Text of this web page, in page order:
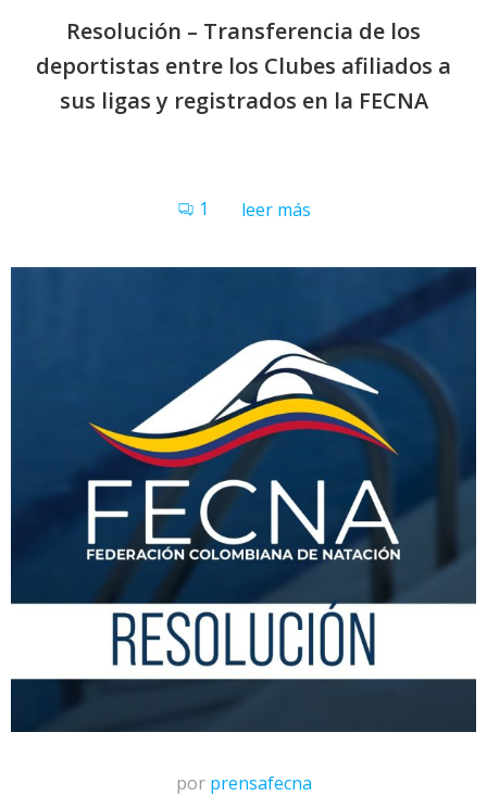
Resolución – Transferencia de los
deportistas entre los Clubes afiliados a
sus ligas y registrados en la FECNA
1 leer más
por prensafecna